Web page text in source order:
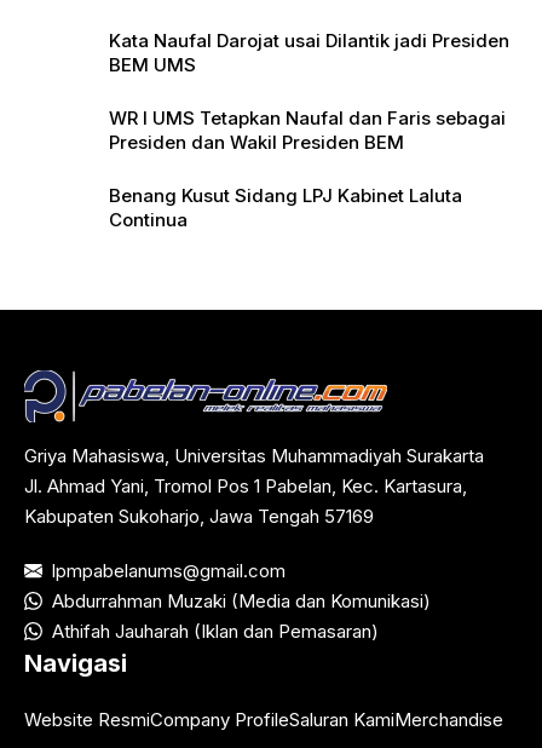
Kata Naufal Darojat usai Dilantik jadi Presiden
BEM UMS
WR I UMS Tetapkan Naufal dan Faris sebagai
Presiden dan Wakil Presiden BEM
Benang Kusut Sidang LPJ Kabinet Laluta
Continua
Griya Mahasiswa, Universitas Muhammadiyah Surakarta
Jl. Ahmad Yani, Tromol Pos 1 Pabelan, Kec. Kartasura,
Kabupaten Sukoharjo, Jawa Tengah 57169
lpmpabelanums@gmail.com
Abdurrahman Muzaki (Media dan Komunikasi)
Athifah Jauharah (Iklan dan Pemasaran)
Navigasi
Website ResmiCompany ProfileSaluran KamiMerchandise